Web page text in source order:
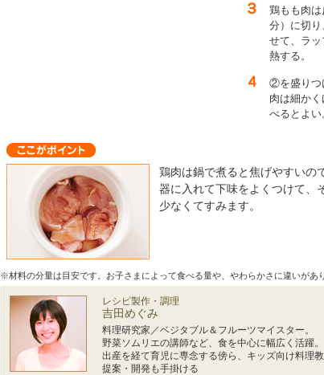
鶏もも肉
分）に切
せて、ラ
熱する。
②を盛りつ
肉は細か
べるとよい
鶏肉は鍋で煮ると焦げやすいの
器に入れて下味をよくつけて、
少なくてすみます。
※材料の分量は目安です。お子さまによって食べる量や、やわらかさに違いがあ
レシピ製作・調理
吉田めぐみ
料理研究家／ベジタブル＆フルーツマイスター。
野菜ソムリエの講師など、食を中心に幅広く活躍。
出産を経て育児に専念する傍ら、キッズ向け料理
提案・開発も手掛ける